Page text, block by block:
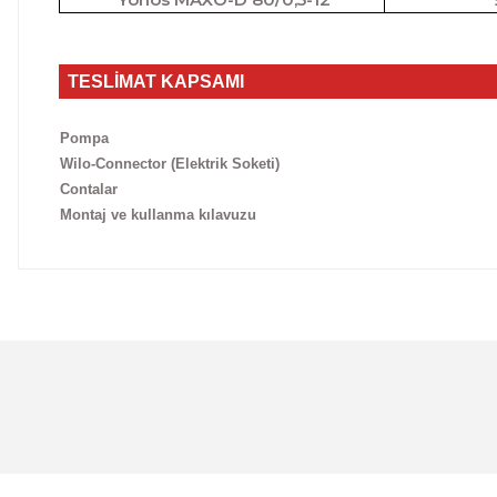
TESLİMAT KAPSAMI
Pompa
Wilo-Connector (Elektrik Soketi)
Contalar
Montaj ve kullanma kılavuzu